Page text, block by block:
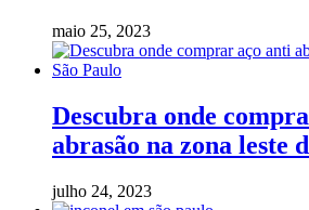
maio 25, 2023
Descubra onde
abrasão na zona leste
julho 24, 2023